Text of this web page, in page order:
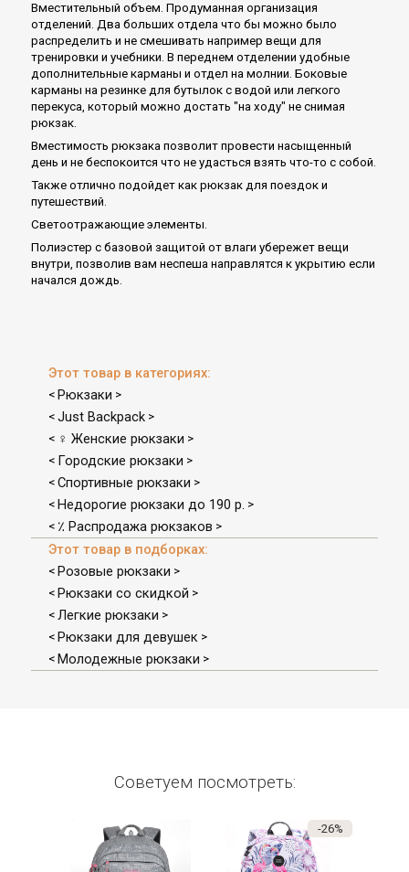
Вместительный объем. Продуманная организация
отделений. Два больших отдела что бы можно было
распределить и не смешивать например вещи для
тренировки и учебники. В переднем отделении удобные
дополнительные карманы и отдел на молнии. Боковые
карманы на резинке для бутылок с водой или легкого
перекуса, который можно достать "на ходу" не снимая
рюкзак.
Вместимость рюкзака позволит провести насыщенный
день и не беспокоится что не удасться взять что-то с собой.
Также отлично подойдет как рюкзак для поездок и
путешествий.
Светоотражающие элементы.
Полиэстер с базовой защитой от влаги убережет вещи
внутри, позволив вам неспеша направлятся к укрытию если
начался дождь.
Этот товар в категориях:
< Рюкзаки >
< Just Backpack>
< ♀ Женские рюкзаки >
< Городские рюкзаки >
< Спортивные рюкзаки >
< Недорогие рюкзаки до 190 р. >
< ٪ Распродажа рюкзаков >
Этот товар в подборках:
< Розовые рюкзаки >
< Рюкзаки со скидкой >
< Легкие рюкзаки >
< Рюкзаки для девушек >
< Молодежные рюкзаки >
Советуем посмотреть:
-26%